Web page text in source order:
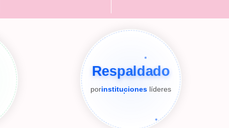
Respaldado
porinstituciones líderes